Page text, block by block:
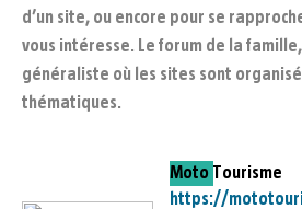
d’un site, ou encore pour se
vous intéresse. Le forum de la famille,
généraliste où les sites sont
thématiques.
Moto Tourisme
https://